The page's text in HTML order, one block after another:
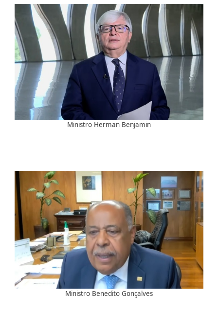
Ministro Herman Benjamin
Ministro Benedito Gonçalves